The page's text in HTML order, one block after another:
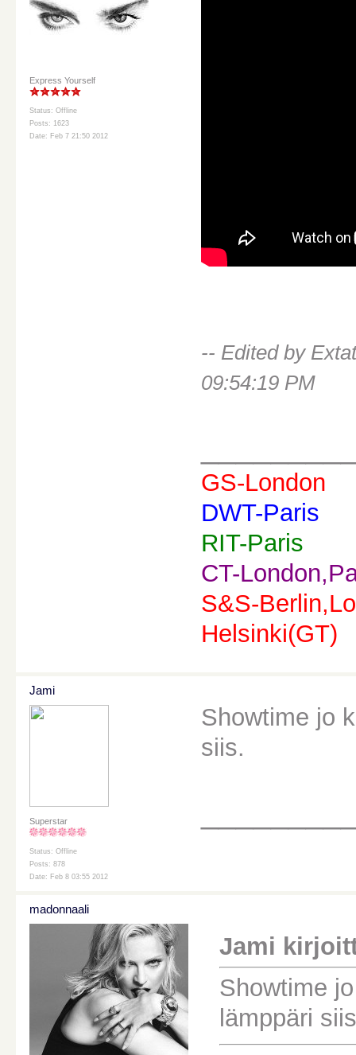
Express Yourself
Status: Offline
Posts: 1623
Date: Feb 7 21:50 2012
-- Edited by
09:54:19 PM
GS-London
DWT-Paris
RIT-Paris
CT-
S&S-
Helsinki(GT)
Jami
Superstar
Status: Offline
Posts: 878
Date: Feb 8 03:55 2012
Showtime jo
siis.
madonnaali
Jami
Showtime
lämppäri